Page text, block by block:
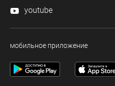
youtube
мобильное приложение